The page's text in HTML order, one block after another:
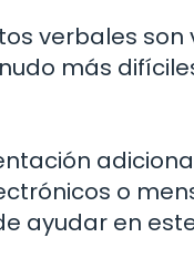
verbales son
más
o
ayudar en